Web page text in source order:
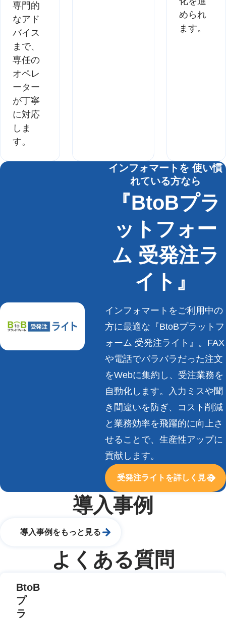
専門的
なアド
バイス
まで、
専任の
オペレ
ーター
が丁寧
に対応
しま
す。
められ
ます。
インフォマートを 使い慣
れている方なら
『BtoBプラ
ットフォー
ム 受発注ラ
イト』
インフォマートをご利用中の
方に最適な『BtoBプラットフ
ォーム 受発注ライト』。FAX
や電話でバラバラだった注文
をWebに集約し、受注業務を
自動化します。入力ミスや聞
き間違いを防ぎ、コスト削減
と業務効率を飛躍的に向上さ
せることで、生産性アップに
貢献します。
受発注ライトを詳しく見る
導入事例
導入事例をもっと見る
よくある質問
BtoB
プ
ラ